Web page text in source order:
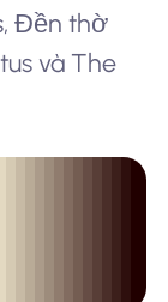
Đền thờ
và The